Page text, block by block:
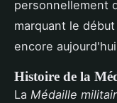
personnellement
marquant le
encore
Histoire de la
La Médaille